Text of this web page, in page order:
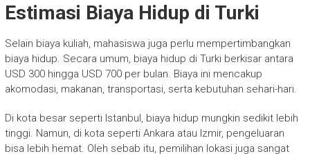
Estimasi Biaya Hidup di Turki
Selain biaya kuliah, mahasiswa juga perlu mempertimbangkan
biaya hidup. Secara umum, biaya hidup di Turki berkisar antara
USD 300 hingga USD 700 per bulan. Biaya ini mencakup
akomodasi, makanan, transportasi, serta kebutuhan sehari-hari.
Di kota besar seperti Istanbul, biaya hidup mungkin sedikit lebih
tinggi. Namun, di kota seperti Ankara atau Izmir, pengeluaran
bisa lebih hemat. Oleh sebab itu, pemilihan lokasi juga sangat